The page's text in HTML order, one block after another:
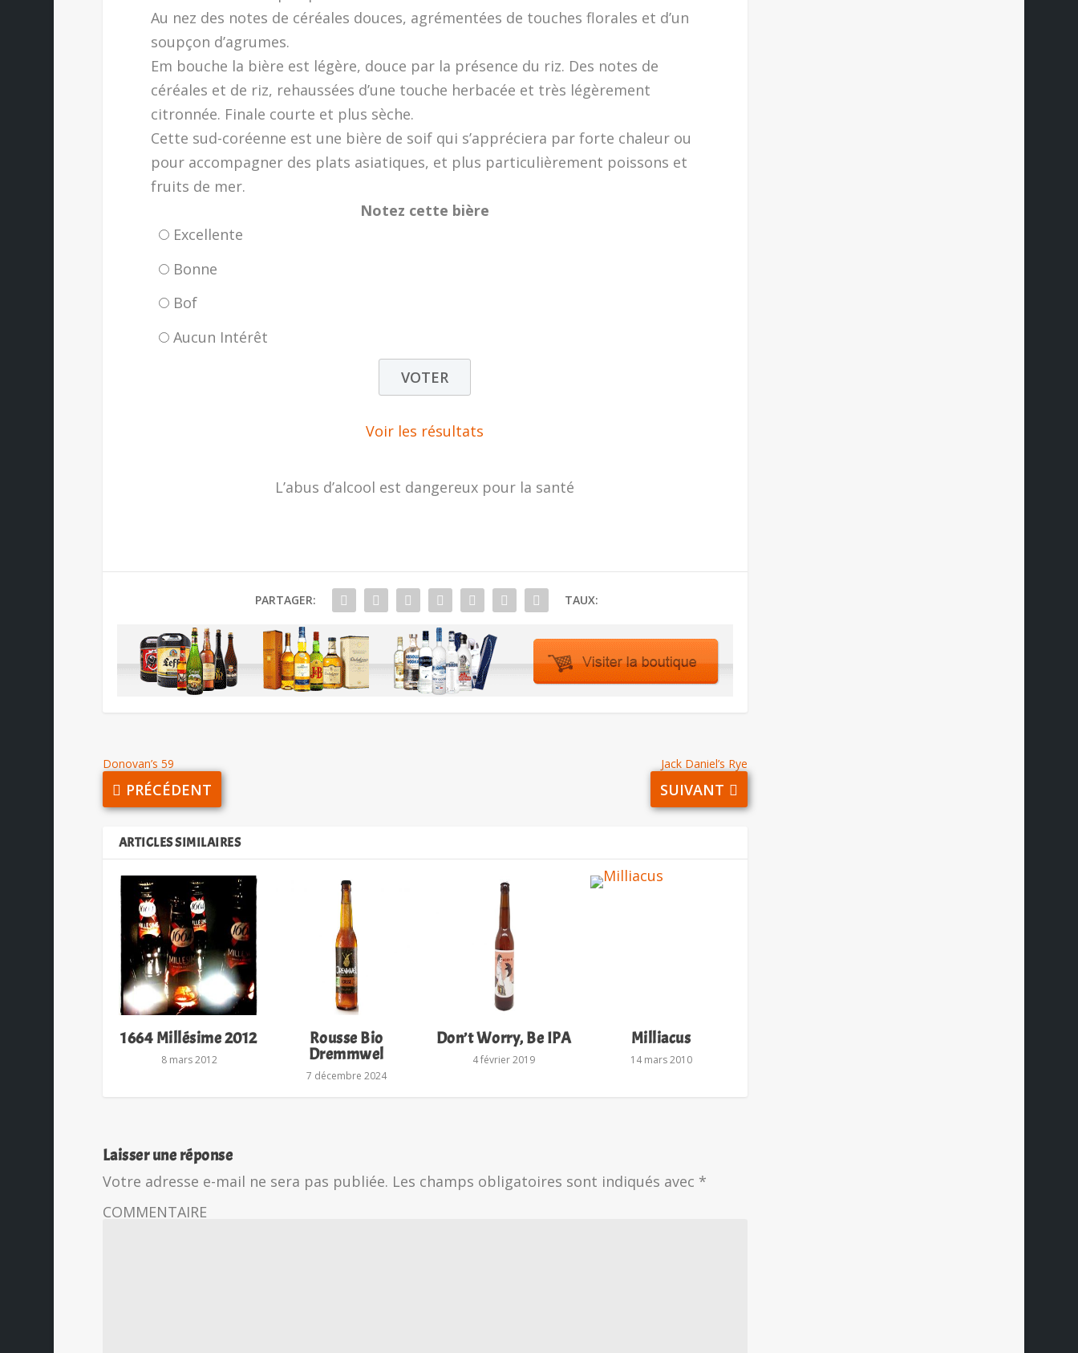
Au nez des notes de céréales douces, agrémentées de touches florales et d’un
soupçon d’agrumes.
Em bouche la bière est légère, douce par la présence du riz. Des notes de
céréales et de riz, rehaussées d’une touche herbacée et très légèrement
citronnée. Finale courte et plus sèche.
Cette sud-coréenne est une bière de soif qui s’appréciera par forte chaleur ou
pour accompagner des plats asiatiques, et plus particulièrement poissons et
fruits de mer.
Notez cette bière
Excellente
Bonne
Bof
Aucun Intérêt
Voir les résultats
L’abus d’alcool est dangereux pour la santé
PARTAGER: TAUX:
Donovan’s 59
PRÉCÉDENT
Jack Daniel’s Rye
SUIVANT
ARTICLES SIMILAIRES
1664 Millésime 2012
8 mars 2012
Rousse Bio
Dremmwel
7 décembre 2024
Don’t Worry, Be IPA
4 février 2019
Milliacus
14 mars 2010
Laisser une réponse
Votre adresse e-mail ne sera pas publiée. Les champs obligatoires sont indiqués avec *
COMMENTAIRE